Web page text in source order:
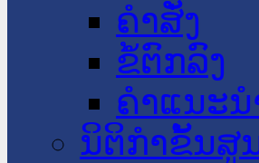
ຄໍາສັ່ງ
ຂໍ້ຕົກລົງ
ຄໍາແນະນໍ
ນິຕິກໍາຂັ້ນສູ